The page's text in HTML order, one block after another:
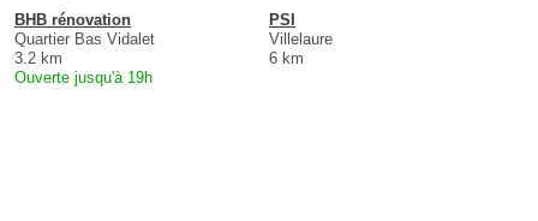
BHB rénovation
Quartier Bas Vidalet
3.2 km
Ouverte jusqu'à 19h
PSI
Villelaure
6 km